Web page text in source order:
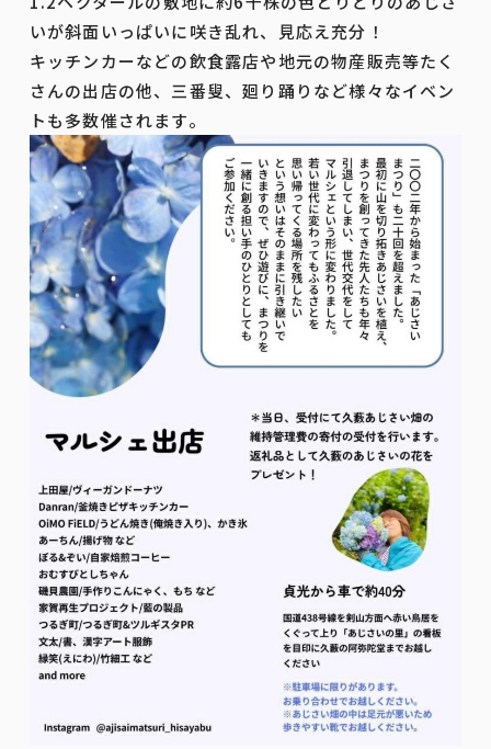
いが斜面いっぱいに咲き乱れ、見応え充分！
キッチンカーなどの飲食露店や地元の物産販売等たく
さんの出店の他、三番叟、廻り踊りなど様々なイベン
トも多数催されます。